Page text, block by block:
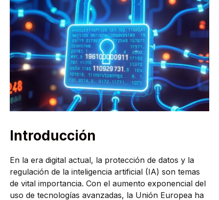
Introducción
En la era digital actual, la protección de datos y la
regulación de la inteligencia artificial (IA) son temas
de vital importancia. Con el aumento exponencial del
uso de tecnologías avanzadas, la Unión Europea ha